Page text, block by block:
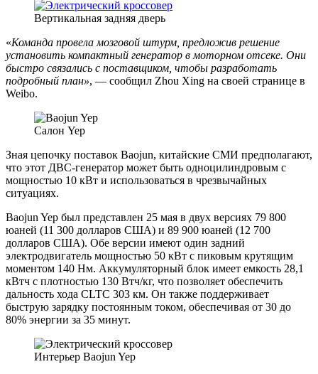
Вертикальная задняя дверь
«Команда провела мозговой штурм, предложив решение
установить компактный генератор в моторном отсеке. Они
быстро связались с поставщиком, чтобы разработать
подробный план», — сообщил Zhou Xing на своей странице в
Weibo.
Салон Yep
Зная цепочку поставок Baojun, китайские СМИ предполагают,
что этот ДВС-генератор может быть одноцилиндровым с
мощностью 10 кВт и использоваться в чрезвычайных
ситуациях.
Baojun Yep был представлен 25 мая в двух версиях 79 800
юаней (11 300 долларов США) и 89 900 юаней (12 700
долларов США). Обе версии имеют один задний
электродвигатель мощностью 50 кВт с пиковым крутящим
моментом 140 Нм. Аккумуляторный блок имеет емкость 28,1
кВтч с плотностью 130 Втч/кг, что позволяет обеспечить
дальность хода CLTC 303 км. Он также поддерживает
быструю зарядку постоянным током, обеспечивая от 30 до
80% энергии за 35 минут.
Интерьер Baojun Yep